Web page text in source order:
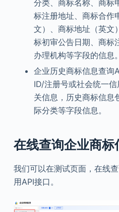
分类、商标名称、商标
标注册地址、商标合作
文）、商标地址（英文
标初审公告日期、商标
办理机构等字段的信息。
企业历史商标信息查询
ID/注册号或社会统一
关信息，历史商标信息
际分类等字段信息。
在线查询企业商标
我们可以在测试页面，在线
用API接口。